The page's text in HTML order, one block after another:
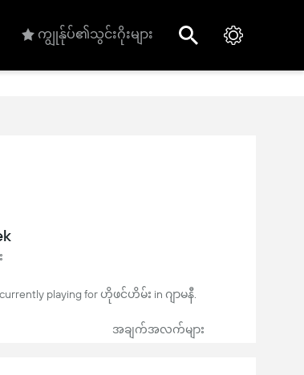
ကျွုန်ုပ်၏သွင်းဂိုးများ
playing for ဟိုဖင်ဟိမ်း in ဂျာမနီ.
အချက်အလက်များ